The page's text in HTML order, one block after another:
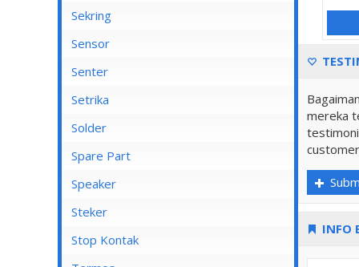
Saklar Isi 1
Saklar Isi 2
Saklar Tembok
Sekring
Sensor
Senter
Senter Kepala
Setrika
Setrika Cosmos
Setrika Maspion
Setrika Miyako
Setrika Philips
Setrika Sanken
Solder
Spare Part
Speaker
Kiseki
Rinrei
Steker
Stop Kontak
mereka
INFO